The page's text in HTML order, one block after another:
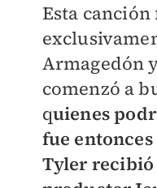
Esta
Armagedón
comenzó a
quienes
fue
Tyler